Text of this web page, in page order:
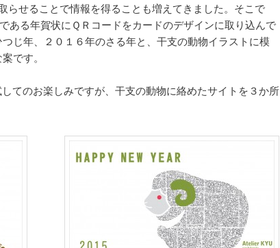
らせることで情報を得ることも増えてきました。そこで
ある年賀状にＱＲコードをカードのデザインに取り込んで
じ年、２０１６年のさる年と、干支の動物イラストに模
です。
てのお楽しみですが、干支の動物に絡めたサイトを３か所